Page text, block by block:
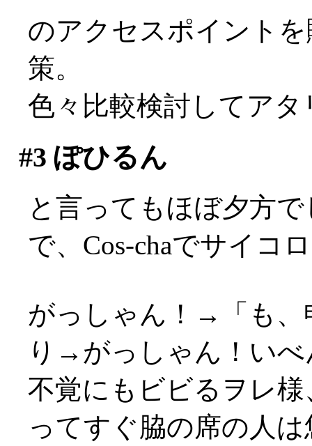
のアクセスポイント
策。
色々比較検討してア
#3 ぽひるん
と言ってもほぼ夕方
で、Cos-chaでサイコ
がっしゃん！→「も
り→がっしゃん！いべ
不覚にもビビるヲレ様
ってすぐ脇の席の人